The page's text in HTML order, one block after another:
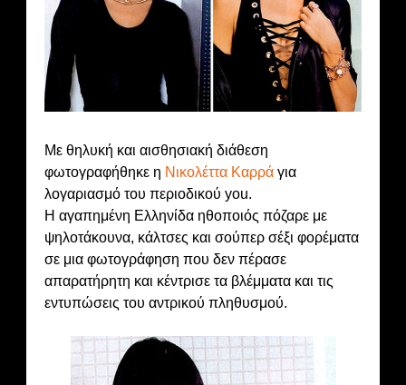
Με θηλυκή και αισθησιακή διάθεση
φωτογραφήθηκε η Νικολέττα Καρρά για
λογαριασμό του περιοδικού you.
Η αγαπημένη Ελληνίδα ηθοποιός πόζαρε με
ψηλοτάκουνα, κάλτσες και σούπερ σέξι φορέματα
σε μια φωτογράφηση που δεν πέρασε
απαρατήρητη και κέντρισε τα βλέμματα και τις
εντυπώσεις του αντρικού πληθυσμού.